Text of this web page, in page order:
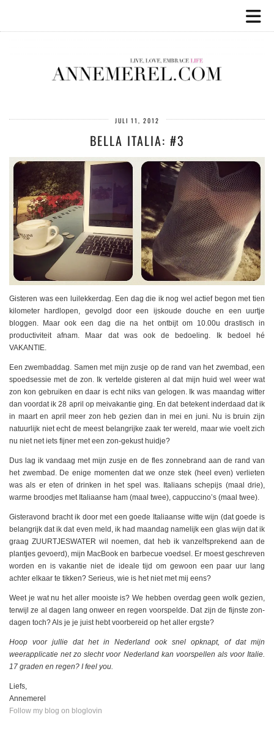
JULI 11, 2012
BELLA ITALIA: #3
Gisteren was een luilekkerdag. Een dag die ik nog wel actief begon met tien
kilometer hardlopen, gevolgd door een ijskoude douche en een uurtje
bloggen. Maar ook een dag die na het ontbijt om 10.00u drastisch in
productiviteit afnam. Maar dat was ook de bedoeling. Ik bedoel hé
VAKANTIE.
Een zwembaddag. Samen met mijn zusje op de rand van het zwembad, een
spoedsessie met de zon. Ik vertelde gisteren al dat mijn huid wel weer wat
zon kon gebruiken en daar is echt niks van gelogen. Ik was maandag witter
dan voordat ik 28 april op meivakantie ging. En dat betekent inderdaad dat ik
in maart en april meer zon heb gezien dan in mei en juni. Nu is bruin zijn
natuurlijk niet echt de meest belangrijke zaak ter wereld, maar wie voelt zich
nu niet net iets fijner met een zon-gekust huidje?
Dus lag ik vandaag met mijn zusje en de fles zonnebrand aan de rand van
het zwembad. De enige momenten dat we onze stek (heel even) verlieten
was als er eten of drinken in het spel was. Italiaans schepijs (maal drie),
warme broodjes met Italiaanse ham (maal twee), cappuccino’s (maal twee).
Gisteravond bracht ik door met een goede Italiaanse witte wijn (dat goede is
belangrijk dat ik dat even meld, ik had maandag namelijk een glas wijn dat ik
graag ZUURTJESWATER wil noemen, dat heb ik vanzelfsprekend aan de
plantjes gevoerd), mijn MacBook en barbecue voedsel. Er moest geschreven
worden en is vakantie niet de ideale tijd om gewoon een paar uur lang
achter elkaar te tikken? Serieus, wie is het niet met mij eens?
Weet je wat nu het aller mooiste is? We hebben overdag geen wolk gezien,
terwijl ze al dagen lang onweer en regen voorspelde. Dat zijn de fijnste zon-
dagen toch? Als je je juist hebt voorbereid op het aller ergste?
Hoop voor jullie dat het in Nederland ook snel opknapt, of dat mijn
weerapplicatie net zo slecht voor Nederland kan voorspellen als voor Italie.
17 graden en regen? I feel you.
Liefs,
Annemerel
Follow my blog on bloglovin